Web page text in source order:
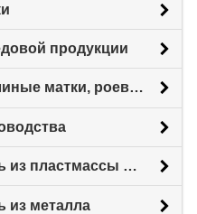
продукции
Пчелиные отводки, пчелиные матки, роевни
Пчеловодный инвентарь из пластмассы для пасеки
из металла